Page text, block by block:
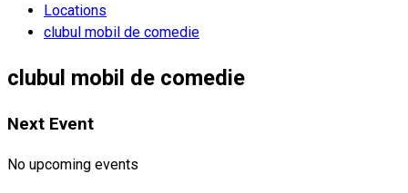
Locations
clubul mobil de comedie
clubul mobil de comedie
Next Event
No upcoming events